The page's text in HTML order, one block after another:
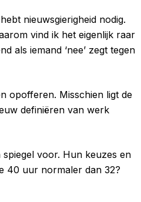
nieuwsgierigheid nodig.
vind ik het eigenlijk raar
als iemand ‘nee’ zegt tegen
opofferen. Misschien ligt de
definiëren van werk
voor. Hun keuzes en
40 uur normaler dan 32?